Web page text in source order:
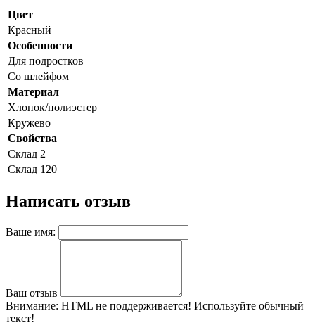
Цвет
Красный
Особенности
Для подростков
Со шлейфом
Материал
Хлопок/полиэстер
Кружево
Свойства
Склад 2
Склад 120
Написать отзыв
Ваше имя:
Ваш отзыв
Внимание: HTML не поддерживается! Используйте обычный
текст!